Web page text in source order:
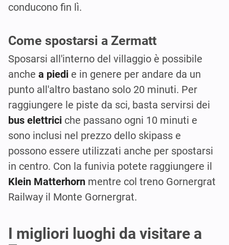
conducono fin lì.
Come spostarsi a Zermatt
Sposarsi all'interno del villaggio è possibile
anche a piedi e in genere per andare da un
punto all'altro bastano solo 20 minuti. Per
raggiungere le piste da sci, basta servirsi dei
bus elettrici che passano ogni 10 minuti e
sono inclusi nel prezzo dello skipass e
possono essere utilizzati anche per spostarsi
in centro. Con la funivia potete raggiungere il
Klein Matterhorn mentre col treno Gornergrat
Railway il Monte Gornergrat.
I migliori luoghi da visitare a